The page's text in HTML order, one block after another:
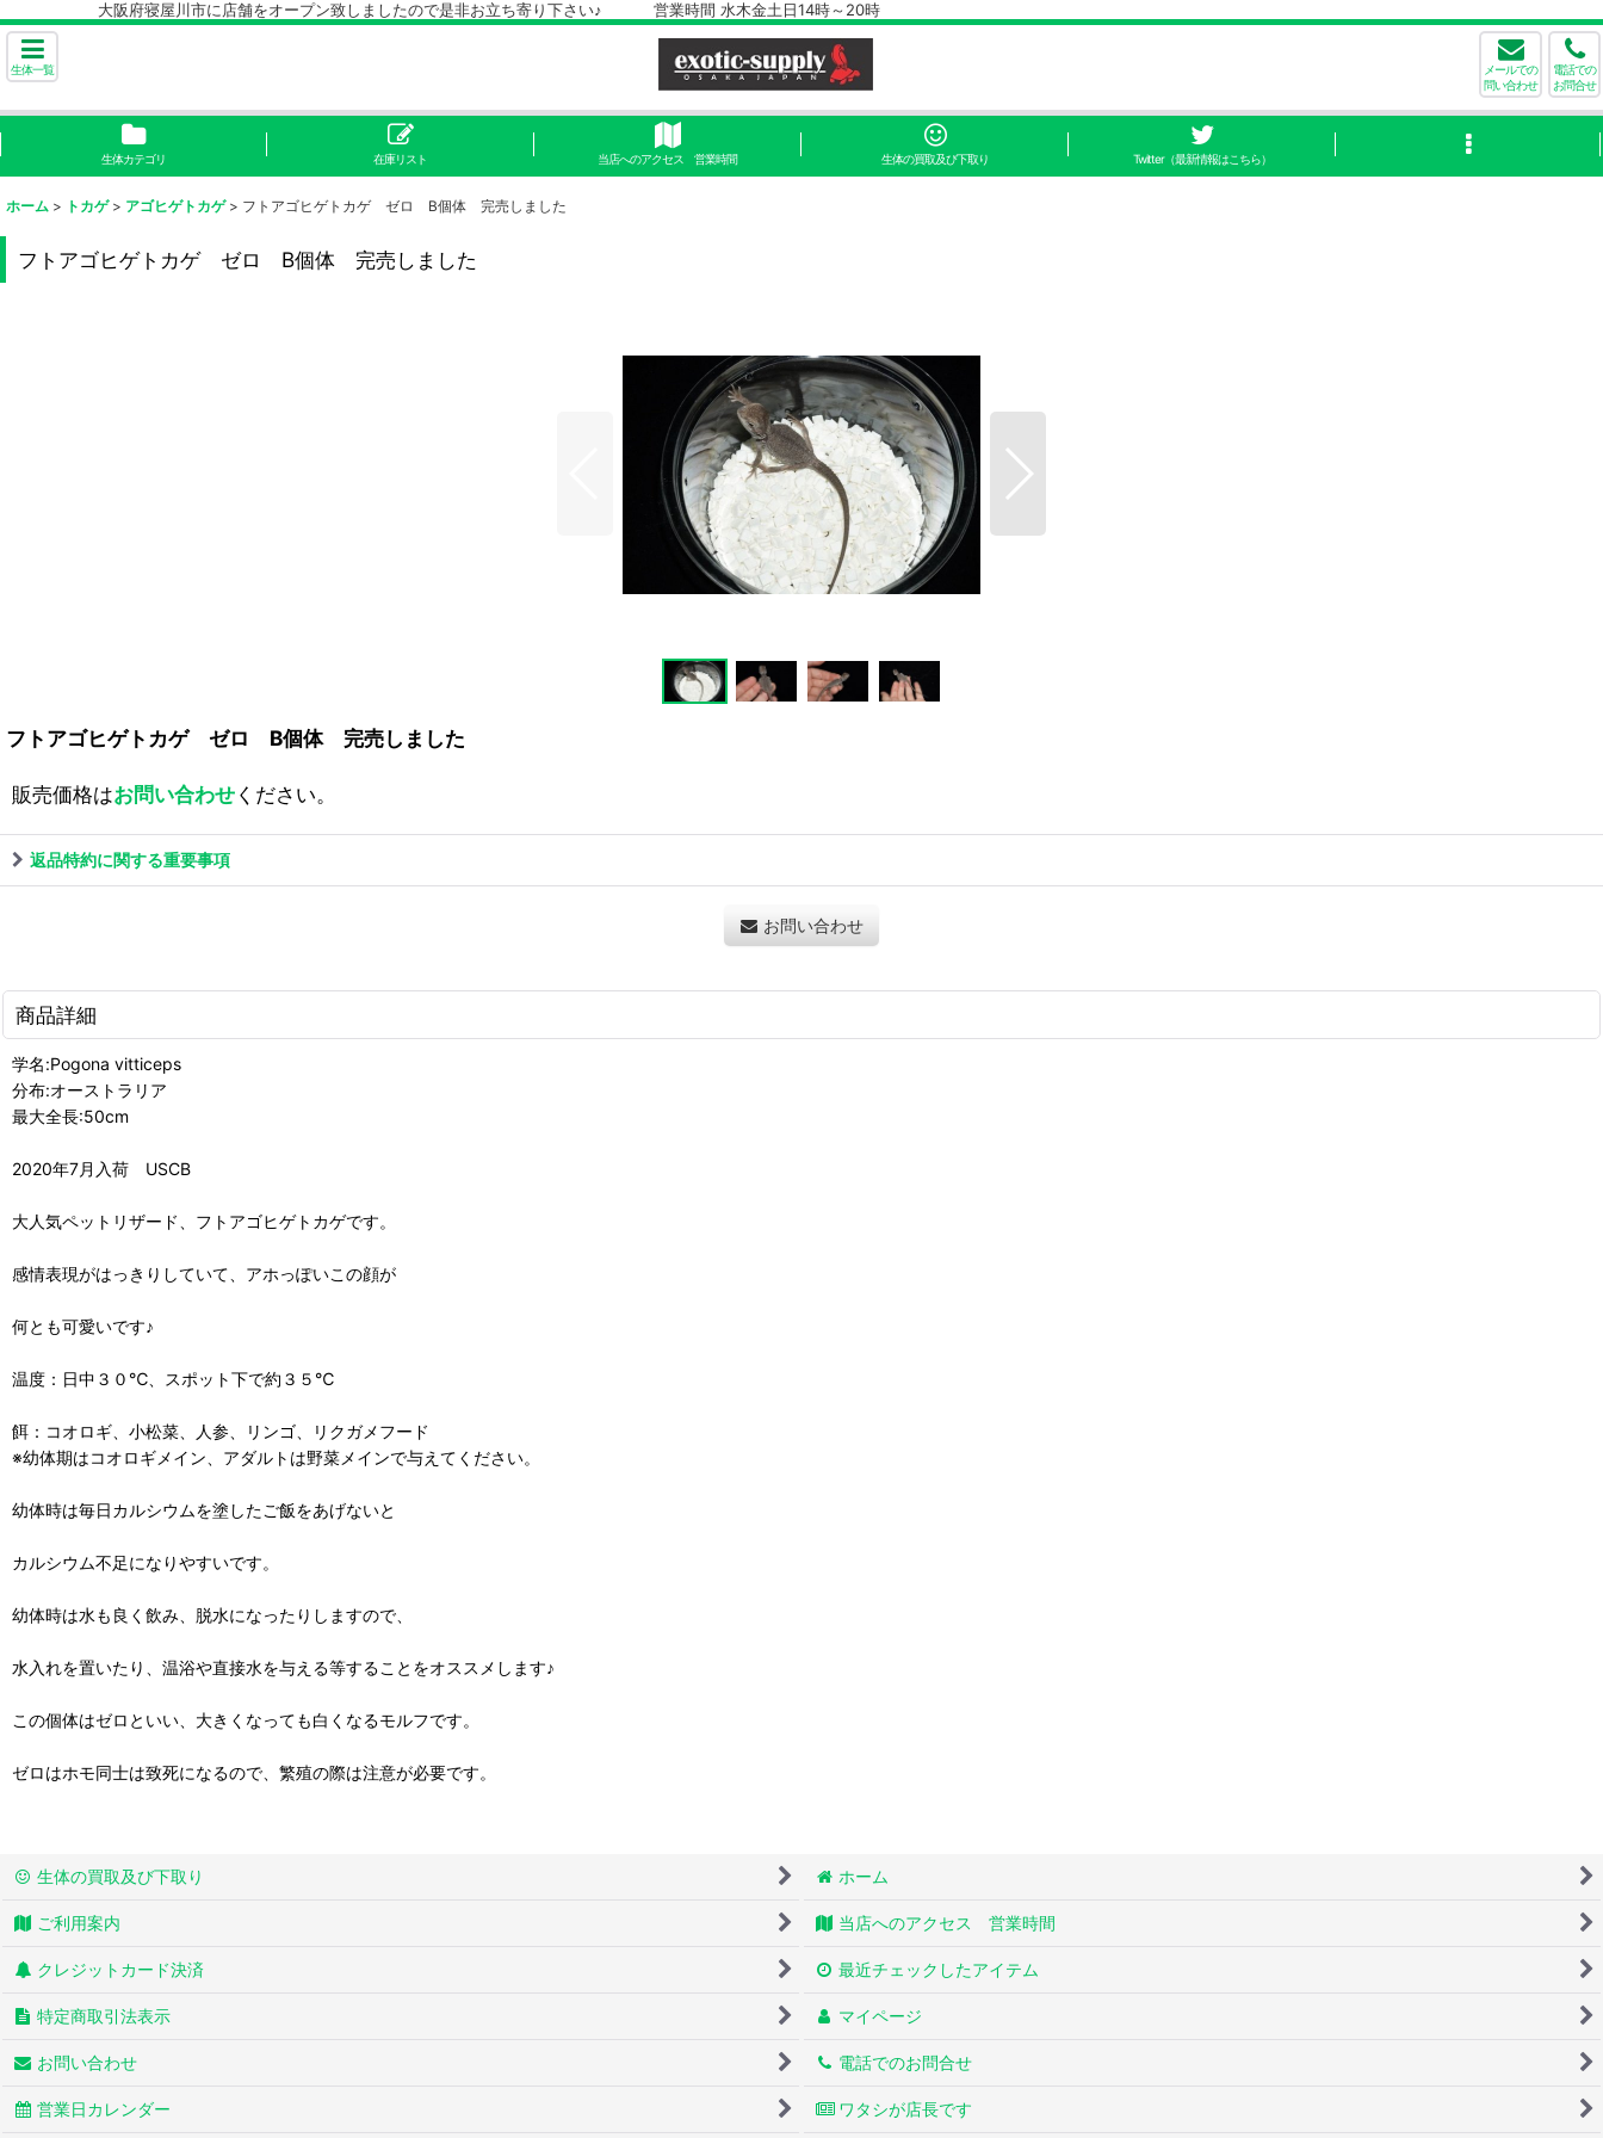
大阪府寝屋川市に店舗をオープン致しましたので是非お立ち寄り下さい♪ 営業時間 水木金土日14時～20時
生体一覧
メールでの
問い合わせ
電話での
お問合せ
生体カテゴリ 在庫リスト 当店へのアクセス 営業時間 生体の買取及び下取り Twitter（最新情報はこちら）
ホーム > トカゲ > アゴヒゲトカゲ > フトアゴヒゲトカゲ ゼロ B個体 完売しました
フトアゴヒゲトカゲ ゼロ B個体 完売しました
フトアゴヒゲトカゲ ゼロ B個体 完売しました
販売価格はお問い合わせください。
返品特約に関する重要事項
お問い合わせ
商品詳細
学名:Pogona vitticeps
分布:オーストラリア
最大全長:50cm
2020年7月入荷 USCB
大人気ペットリザード、フトアゴヒゲトカゲです。
感情表現がはっきりしていて、アホっぽいこの顔が
何とも可愛いです♪
温度：日中３０℃、スポット下で約３５℃
餌：コオロギ、小松菜、人参、リンゴ、リクガメフード
※幼体期はコオロギメイン、アダルトは野菜メインで与えてください。
幼体時は毎日カルシウムを塗したご飯をあげないと
カルシウム不足になりやすいです。
幼体時は水も良く飲み、脱水になったりしますので、
水入れを置いたり、温浴や直接水を与える等することをオススメします♪
この個体はゼロといい、大きくなっても白くなるモルフです。
ゼロはホモ同士は致死になるので、繁殖の際は注意が必要です。
生体の買取及び下取り ホーム
ご利用案内 当店へのアクセス 営業時間
クレジットカード決済 最近チェックしたアイテム
特定商取引法表示 マイページ
お問い合わせ 電話でのお問合せ
営業日カレンダー ワタシが店長です